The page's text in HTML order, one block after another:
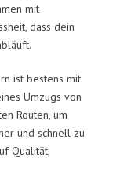
mit
dass dein
ist bestens mit
Umzugs von
Routen, um
und schnell zu
Qualität,